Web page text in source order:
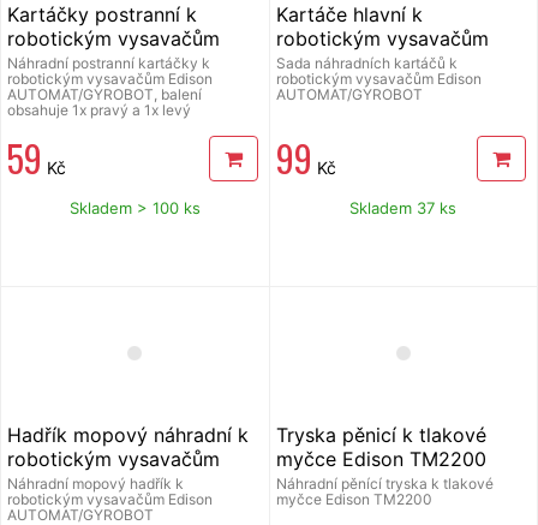
Kartáčky postranní k
robotickým vysavačům
Edison
AUTOMAT/GYROBOT
Náhradní postranní kartáčky k
robotickým vysavačům Edison
AUTOMAT/GYROBOT, balení
obsahuje 1x pravý a 1x levý
59 Kč
Skladem > 100 ks
Kartáče hlavní k
robotickým vysavačům
Edison
AUTOMAT/GYROBOT
Sada náhradních kartáčů k
robotickým vysavačům Edison
AUTOMAT/GYROBOT
99 Kč
Skladem 37 ks
Hadřík mopový náhradní k
robotickým vysavačům
Edison
AUTOMAT/GYROBOT
Náhradní mopový hadřík k
robotickým vysavačům Edison
AUTOMAT/GYROBOT
Tryska pěnicí k tlakové
myčce Edison TM2200
(návod č.16)
Náhradní pěnící tryska k tlakové
myčce Edison TM2200